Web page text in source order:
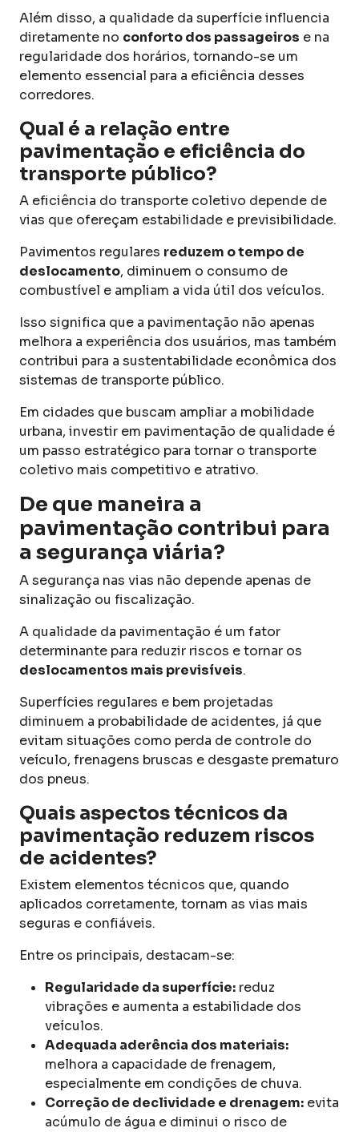
Além disso, a qualidade da superfície influencia
diretamente no conforto dos passageiros e na
regularidade dos horários, tornando-se um
elemento essencial para a eficiência desses
corredores.
Qual é a relação entre
pavimentação e eficiência do
transporte público?
A eficiência do transporte coletivo depende de
vias que ofereçam estabilidade e previsibilidade.
Pavimentos regulares reduzem o tempo de
deslocamento, diminuem o consumo de
combustível e ampliam a vida útil dos veículos.
Isso significa que a pavimentação não apenas
melhora a experiência dos usuários, mas também
contribui para a sustentabilidade econômica dos
sistemas de transporte público.
Em cidades que buscam ampliar a mobilidade
urbana, investir em pavimentação de qualidade é
um passo estratégico para tornar o transporte
coletivo mais competitivo e atrativo.
De que maneira a
pavimentação contribui para
a segurança viária?
A segurança nas vias não depende apenas de
sinalização ou fiscalização.
A qualidade da pavimentação é um fator
determinante para reduzir riscos e tornar os
deslocamentos mais previsíveis.
Superfícies regulares e bem projetadas
diminuem a probabilidade de acidentes, já que
evitam situações como perda de controle do
veículo, frenagens bruscas e desgaste prematuro
dos pneus.
Quais aspectos técnicos da
pavimentação reduzem riscos
de acidentes?
Existem elementos técnicos que, quando
aplicados corretamente, tornam as vias mais
seguras e confiáveis.
Entre os principais, destacam-se:
Regularidade da superfície: reduz
vibrações e aumenta a estabilidade dos
veículos.
Adequada aderência dos materiais:
melhora a capacidade de frenagem,
especialmente em condições de chuva.
Correção de declividade e drenagem: evita
acúmulo de água e diminui o risco de